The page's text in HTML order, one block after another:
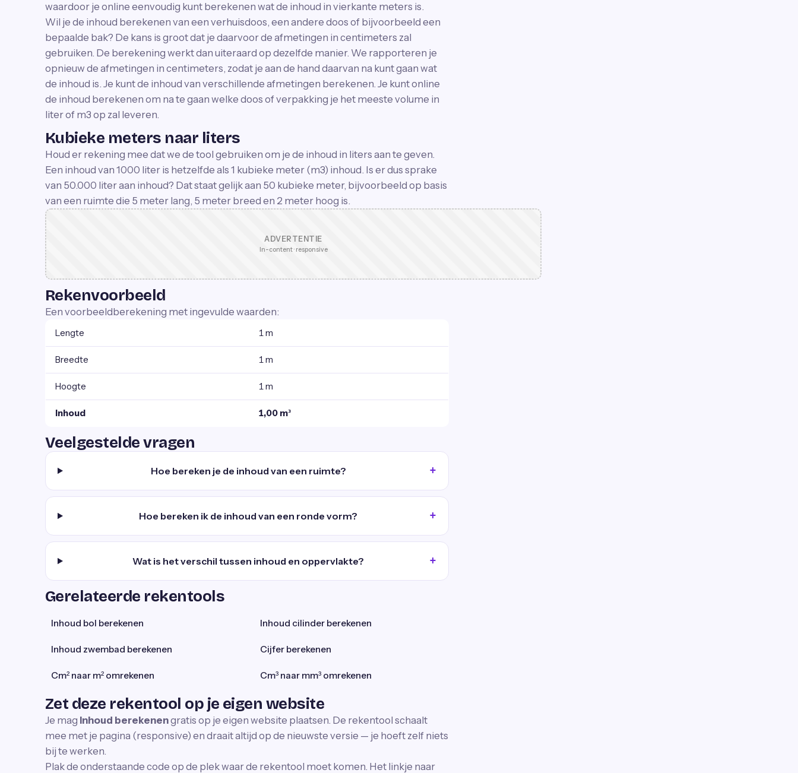
waardoor je online eenvoudig kunt berekenen wat de inhoud in vierkante meters is.
Wil je de inhoud berekenen van een verhuisdoos, een andere doos of bijvoorbeeld een
bepaalde bak? De kans is groot dat je daarvoor de afmetingen in centimeters zal
gebruiken. De berekening werkt dan uiteraard op dezelfde manier. We rapporteren je
opnieuw de afmetingen in centimeters, zodat je aan de hand daarvan na kunt gaan wat
de inhoud is. Je kunt de inhoud van verschillende afmetingen berekenen. Je kunt online
de inhoud berekenen om na te gaan welke doos of verpakking je het meeste volume in
liter of m3 op zal leveren.
Kubieke meters naar liters
Houd er rekening mee dat we de tool gebruiken om je de inhoud in liters aan te geven.
Een inhoud van 1000 liter is hetzelfde als 1 kubieke meter (m3) inhoud. Is er dus sprake
van 50.000 liter aan inhoud? Dat staat gelijk aan 50 kubieke meter, bijvoorbeeld op basis
van een ruimte die 5 meter lang, 5 meter breed en 2 meter hoog is.
ADVERTENTIE
In-content · responsive
Rekenvoorbeeld
Een voorbeeldberekening met ingevulde waarden:
Lengte 1 m
Breedte 1 m
Hoogte 1 m
Inhoud 1,00 m³
Veelgestelde vragen
Hoe bereken je de inhoud van een ruimte?
Hoe bereken ik de inhoud van een ronde vorm?
Wat is het verschil tussen inhoud en oppervlakte?
Gerelateerde rekentools
Inhoud bol berekenen Inhoud cilinder berekenen
Inhoud zwembad berekenen Cijfer berekenen
Cm² naar m² omrekenen Cm³ naar mm³ omrekenen
Zet deze rekentool op je eigen website
Je mag Inhoud berekenengratis op je eigen website plaatsen. De rekentool schaalt
mee met je pagina (responsive) en draait altijd op de nieuwste versie — je hoeft zelf niets
bij te werken.
Plak de onderstaande code op de plek waar de rekentool moet komen. Het linkje naar